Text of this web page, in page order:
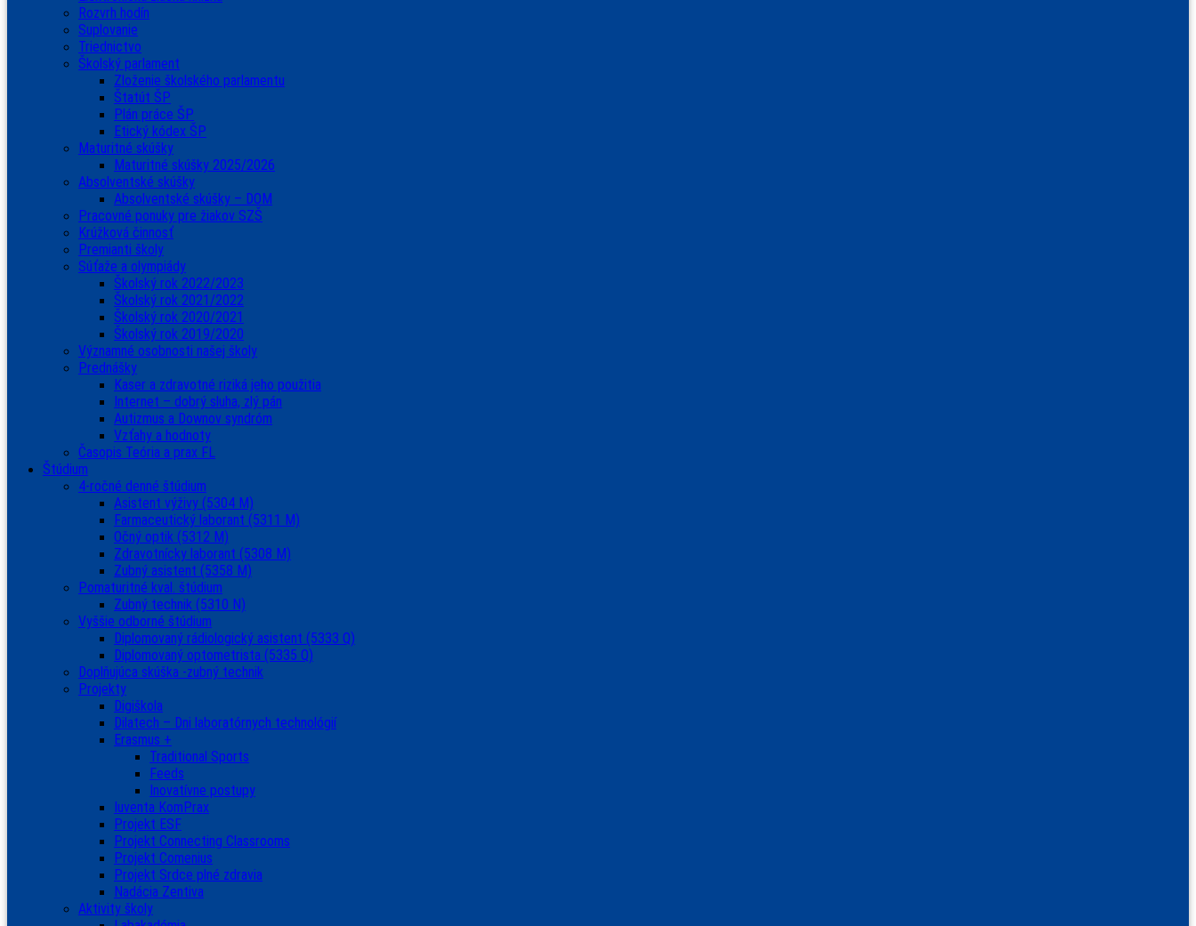
Rozvrh hodín
Suplovanie
Triednictvo
Školský parlament
Zloženie školského parlamentu
Štatút ŠP
Plán práce ŠP
Etický kódex ŠP
Maturitné skúšky
Maturitné skúšky 2025/2026
Absolventské skúšky
Absolventské skúšky – DOM
Pracovné ponuky pre žiakov SZŠ
Krúžková činnosť
Premianti školy
Súťaže a olympiády
Školský rok 2022/2023
Školský rok 2021/2022
Školský rok 2020/2021
Školský rok 2019/2020
Významné osobnosti našej školy
Prednášky
Kaser a zdravotné riziká jeho použitia
Internet – dobrý sluha, zlý pán
Autizmus a Downov syndróm
Vzťahy a hodnoty
Časopis Teória a prax FL
Štúdium
4-ročné denné štúdium
Asistent výživy (5304 M)
Farmaceutický laborant (5311 M)
Očný optik (5312 M)
Zdravotnícky laborant (5308 M)
Zubný asistent (5358 M)
Pomaturitné kval. štúdium
Zubný technik (5310 N)
Vyššie odborné štúdium
Diplomovaný rádiologický asistent (5333 Q)
Diplomovaný optometrista (5335 Q)
Doplňujúca skúška -zubný technik
Projekty
Digiškola
Dilatech – Dni laboratórnych technológií
Erasmus +
Traditional Sports
Feeds
Inovatívne postupy
Iuventa KomPrax
Projekt ESF
Projekt Connecting Classrooms
Projekt Comenius
Projekt Srdce plné zdravia
Nadácia Zentiva
Aktivity školy